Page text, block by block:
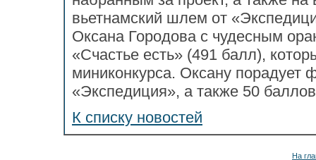
вьетнамский шлем от
Оксана Городова с чудесным
«Счастье есть» (491 балл),
миниконкурса. Оксану порадует
«Экспедиция», а также 50
К списку новостей
На